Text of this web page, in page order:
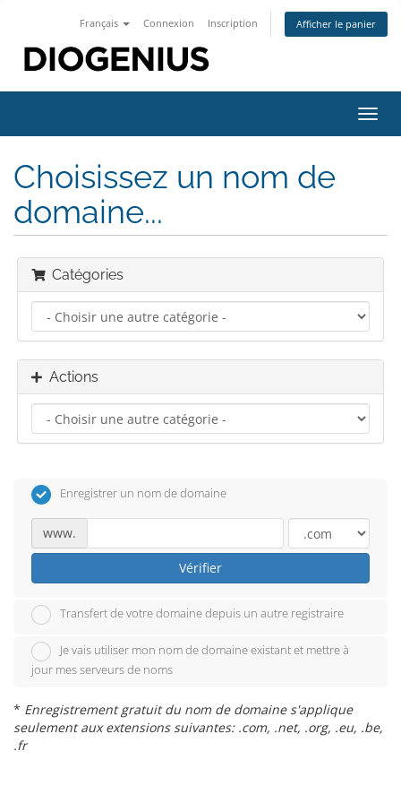
Français Connexion Inscription Afficher le panier
la
Choisissez un nom de
domaine...
Catégories
Actions
Enregistrer un nom de domaine
www.
Vérifier
Transfert de votre domaine depuis un autre registraire
Je vais utiliser mon nom de domaine existant et mettre à
jour mes serveurs de noms
* Enregistrement gratuit du nom de domaine s'applique
seulement aux extensions suivantes: .com, .net, .org, .eu, .be,
.fr